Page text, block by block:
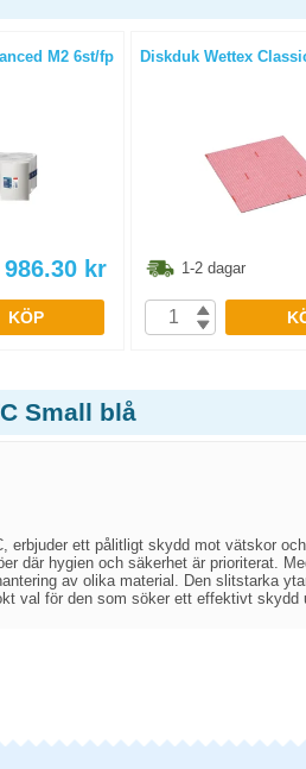
M2 6st/fp
986.30 kr
KÖP
Diskduk Wettex
1-2 dagar
Small blå
ett pålitligt skydd mot vätskor
där hygien och säkerhet är prioriterat.
av olika material. Den slitstarka
val för den som söker ett effektivt